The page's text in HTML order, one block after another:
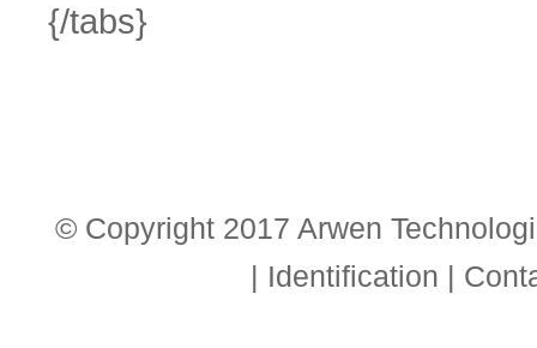
{/tabs}
© Copyright 2017 Arwen
| Identification |